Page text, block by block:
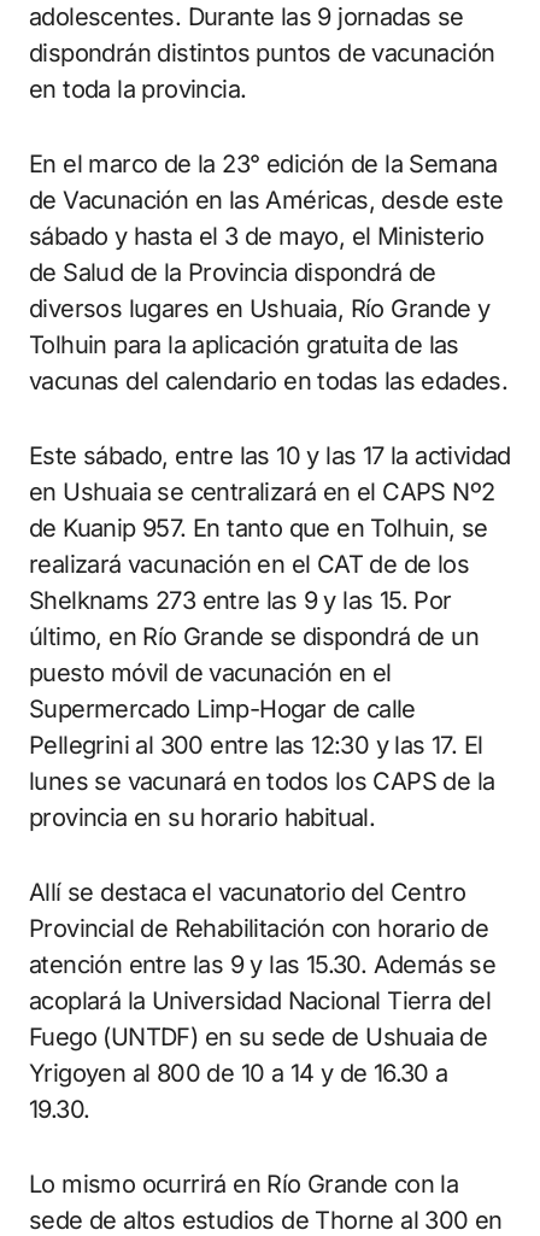
adolescentes. Durante las 9 jornadas se
dispondrán distintos puntos de vacunación
en toda la provincia.
En el marco de la 23° edición de la Semana
de Vacunación en las Américas, desde este
sábado y hasta el 3 de mayo, el Ministerio
de Salud de la Provincia dispondrá de
diversos lugares en Ushuaia, Río Grande y
Tolhuin para la aplicación gratuita de las
vacunas del calendario en todas las edades.
Este sábado, entre las 10 y las 17 la actividad
en Ushuaia se centralizará en el CAPS Nº2
de Kuanip 957. En tanto que en Tolhuin, se
realizará vacunación en el CAT de de los
Shelknams 273 entre las 9 y las 15. Por
último, en Río Grande se dispondrá de un
puesto móvil de vacunación en el
Supermercado Limp-Hogar de calle
Pellegrini al 300 entre las 12:30 y las 17. El
lunes se vacunará en todos los CAPS de la
provincia en su horario habitual.
Allí se destaca el vacunatorio del Centro
Provincial de Rehabilitación con horario de
atención entre las 9 y las 15.30. Además se
acoplará la Universidad Nacional Tierra del
Fuego (UNTDF) en su sede de Ushuaia de
Yrigoyen al 800 de 10 a 14 y de 16.30 a
19.30.
Lo mismo ocurrirá en Río Grande con la
sede de altos estudios de Thorne al 300 en